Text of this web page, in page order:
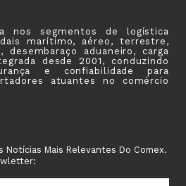
nos segmentos de logística
marítimo, aéreo, terrestre,
desembaraço aduaneiro, carga
desde 2001, conduzindo
e confiabilidade para
atuantes no comércio
Notícias Mais Relevantes Do Comex.